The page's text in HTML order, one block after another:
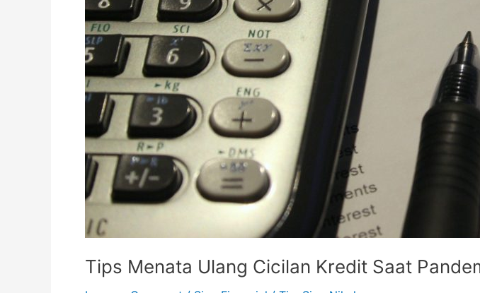
Tips Menata Ulang Cicilan Kredit Saat